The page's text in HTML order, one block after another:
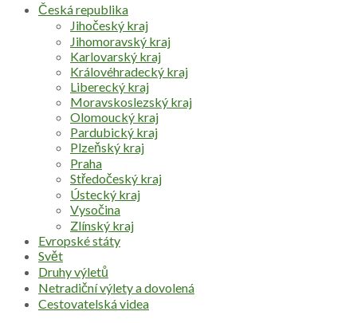
Česká republika
Jihočeský kraj
Jihomoravský kraj
Karlovarský kraj
Královéhradecký kraj
Liberecký kraj
Moravskoslezský kraj
Olomoucký kraj
Pardubický kraj
Plzeňský kraj
Praha
Středočeský kraj
Ústecký kraj
Vysočina
Zlínský kraj
Evropské státy
Svět
Druhy výletů
Netradiční výlety a dovolená
Cestovatelská videa